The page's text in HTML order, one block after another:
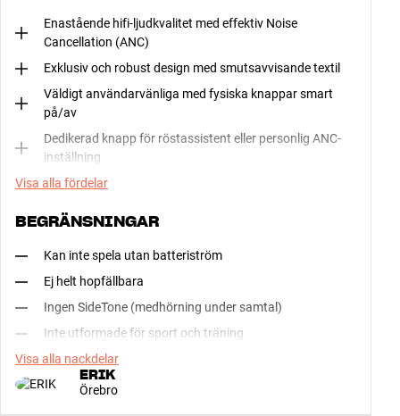
Enastående hifi-ljudkvalitet med effektiv Noise
Cancellation (ANC)
Exklusiv och robust design med smutsavvisande textil
Väldigt användarvänliga med fysiska knappar smart
på/av
Dedikerad knapp för röstassistent eller personlig ANC-
inställning
Visa alla fördelar
BEGRÄNSNINGAR
Kan inte spela utan batteriström
Ej helt hopfällbara
Ingen SideTone (medhörning under samtal)
Inte utformade för sport och träning
Visa alla nackdelar
ERIK
Örebro